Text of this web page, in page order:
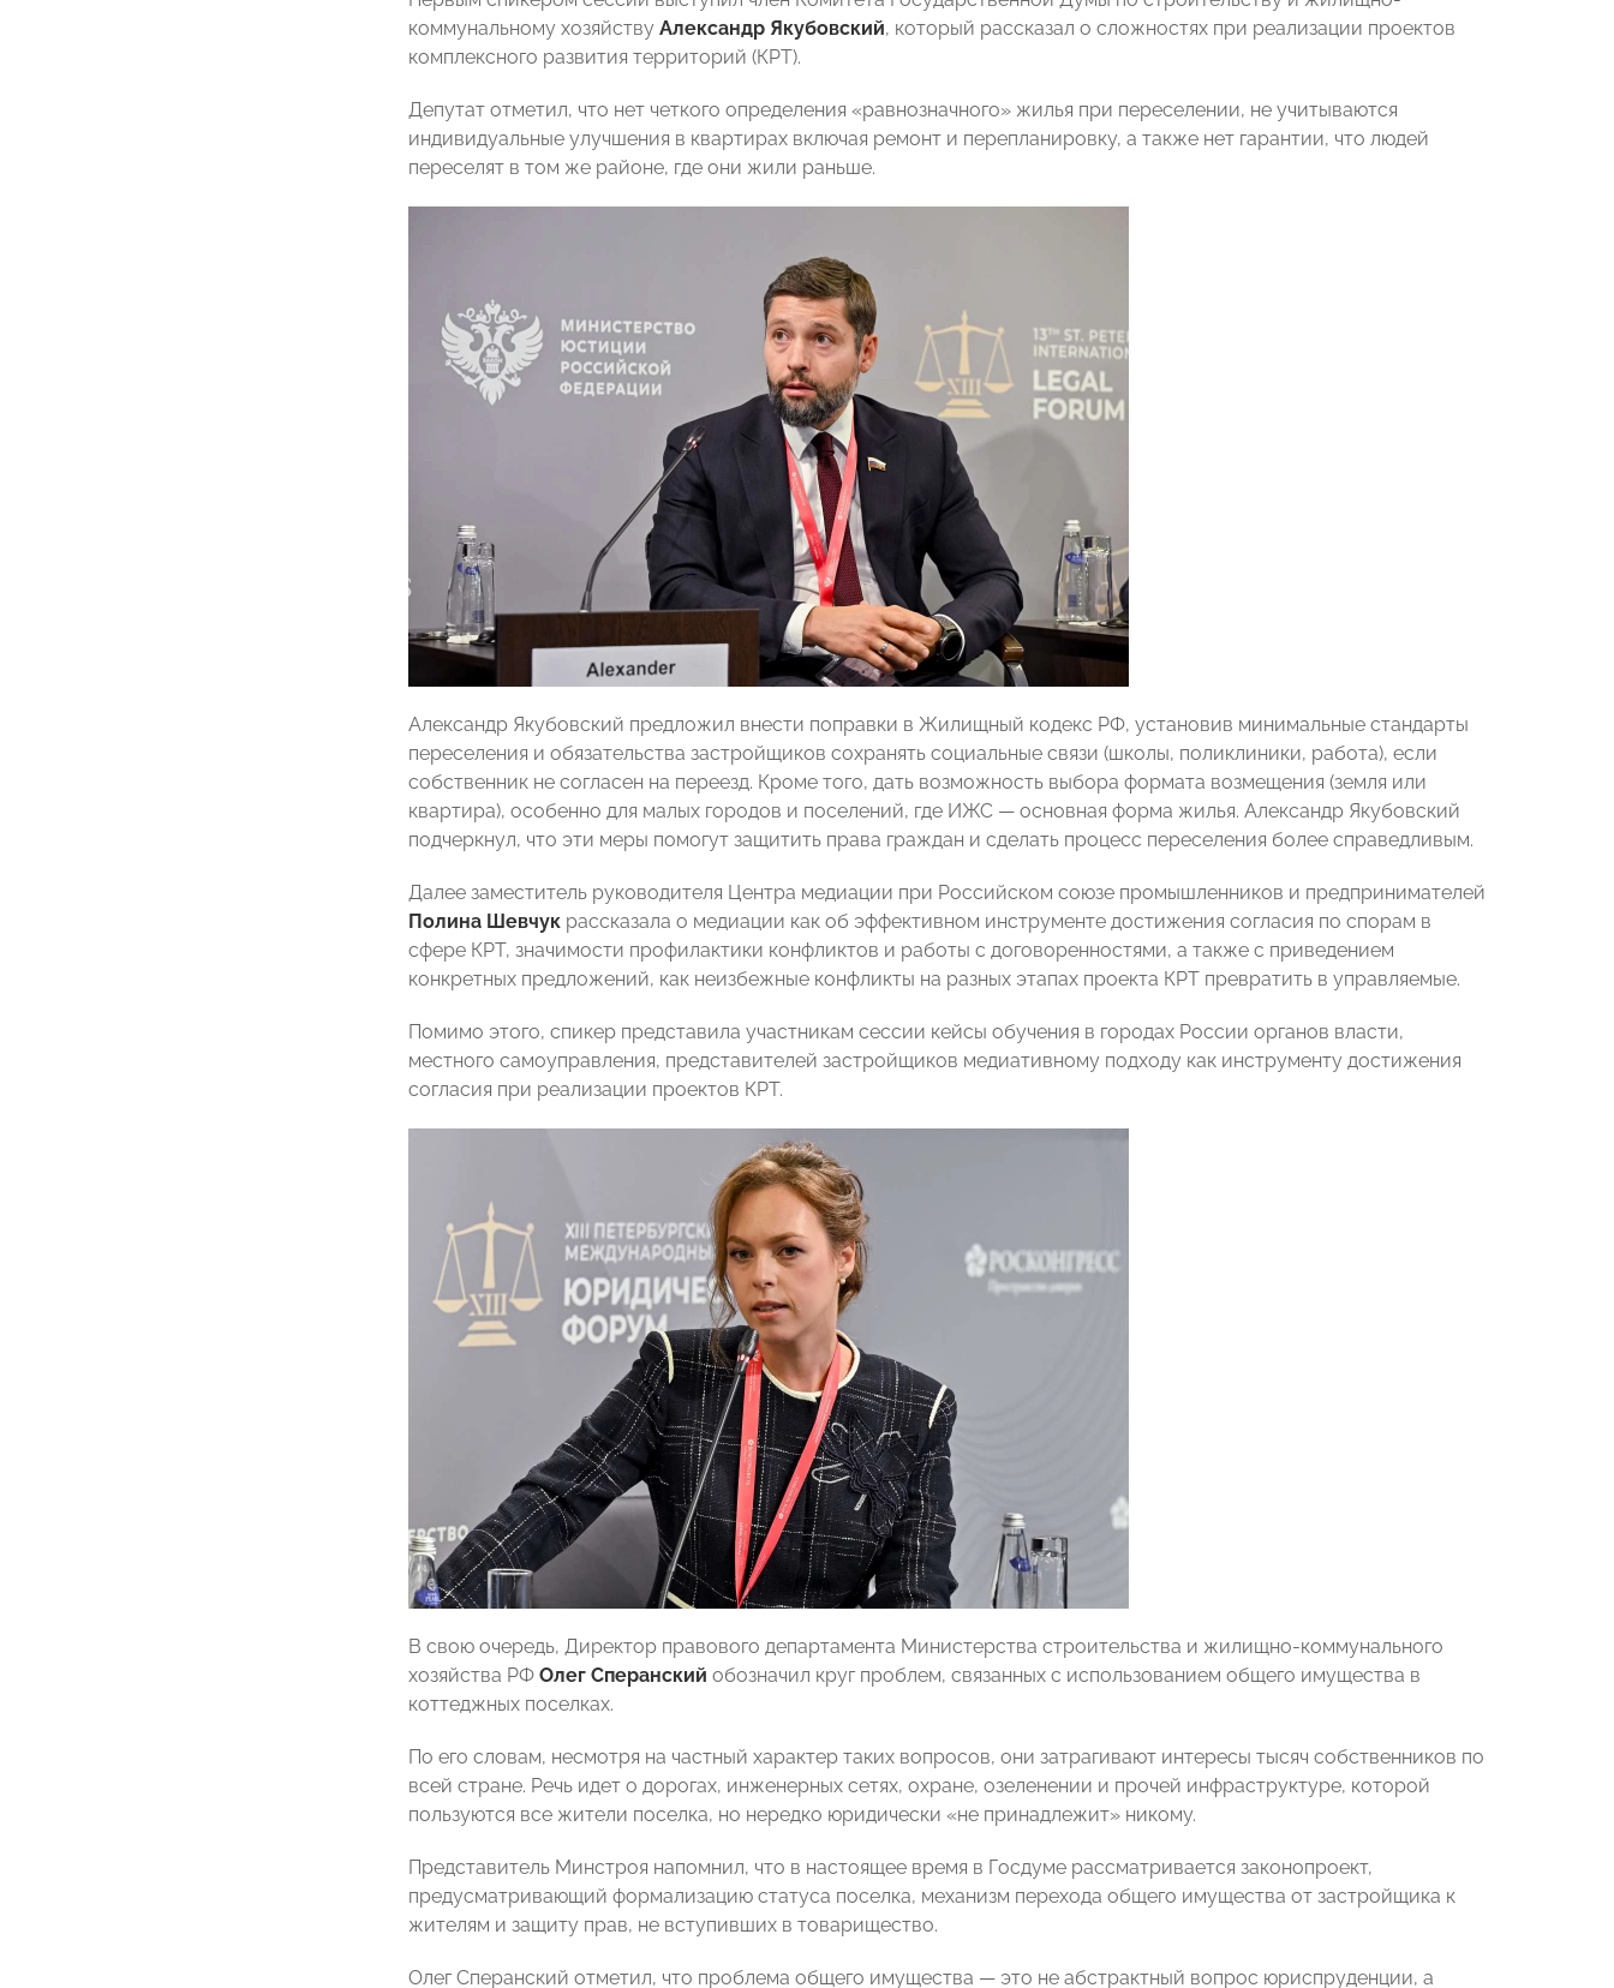
коммунальному хозяйству Александр Якубовский, который рассказал о сложностях при реализации проектов
комплексного развития территорий (КРТ).
Депутат отметил, что нет четкого определения «равнозначного» жилья при переселении, не учитываются
индивидуальные улучшения в квартирах включая ремонт и перепланировку, а также нет гарантии, что людей
переселят в том же районе, где они жили раньше.
Александр Якубовский предложил внести поправки в Жилищный кодекс РФ, установив минимальные стандарты
переселения и обязательства застройщиков сохранять социальные связи (школы, поликлиники, работа), если
собственник не согласен на переезд. Кроме того, дать возможность выбора формата возмещения (земля или
квартира), особенно для малых городов и поселений, где ИЖС — основная форма жилья. Александр Якубовский
подчеркнул, что эти меры помогут защитить права граждан и сделать процесс переселения более справедливым.
Далее заместитель руководителя Центра медиации при Российском союзе промышленников и предпринимателей
Полина Шевчук рассказала о медиации как об эффективном инструменте достижения согласия по спорам в
сфере КРТ, значимости профилактики конфликтов и работы с договоренностями, а также с приведением
конкретных предложений, как неизбежные конфликты на разных этапах проекта КРТ превратить в управляемые.
Помимо этого, спикер представила участникам сессии кейсы обучения в городах России органов власти,
местного самоуправления, представителей застройщиков медиативному подходу как инструменту достижения
согласия при реализации проектов КРТ.
В свою очередь, Директор правового департамента Министерства строительства и жилищно-коммунального
хозяйства РФ Олег Сперанский обозначил круг проблем, связанных с использованием общего имущества в
коттеджных поселках.
По его словам, несмотря на частный характер таких вопросов, они затрагивают интересы тысяч собственников по
всей стране. Речь идет о дорогах, инженерных сетях, охране, озеленении и прочей инфраструктуре, которой
пользуются все жители поселка, но нередко юридически «не принадлежит» никому.
Представитель Минстроя напомнил, что в настоящее время в Госдуме рассматривается законопроект,
предусматривающий формализацию статуса поселка, механизм перехода общего имущества от застройщика к
жителям и защиту прав, не вступивших в товарищество.
Олег Сперанский отметил, что проблема общего имущества — это не абстрактный вопрос юриспруденции, а